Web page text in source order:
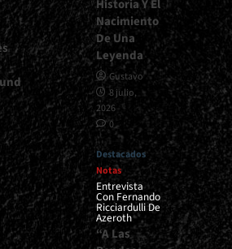
Historia Y El
Nacimiento
De Una
Leyenda
Gustavo
8 julio,
2026
0
Destacados
Notas
Entrevista
Con Fernando
Ricciardulli De
Azeroth
“A Las